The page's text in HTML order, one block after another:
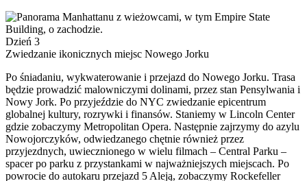
Dzień 3
Zwiedzanie ikonicznych miejsc Nowego Jorku
Po śniadaniu, wykwaterowanie i przejazd do Nowego Jorku. Trasa
będzie prowadzić malowniczymi dolinami, przez stan Pensylwania i
Nowy Jork. Po przyjeździe do NYC zwiedzanie epicentrum
globalnej kultury, rozrywki i finansów. Staniemy w Lincoln Center
gdzie zobaczymy Metropolitan Opera. Następnie zajrzymy do azylu
Nowojorczyków, odwiedzanego chętnie również przez
przyjezdnych, uwiecznionego w wielu filmach – Central Parku –
spacer po parku z przystankami w najważniejszych miejscach. Po
powrocie do autokaru przejazd 5 Aleją, zobaczymy Rockefeller